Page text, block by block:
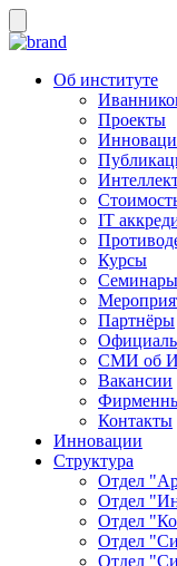
Об институте
Проекты
IT
Курсы
Семинары
Партнёры
СМИ об
Вакансии
Контакты
Инновации
Структура
Отдел
Отдел
Отдел
Отдел
Отдел